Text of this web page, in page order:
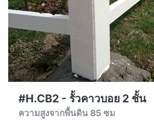
#H.CB2 - รั้วคาวบอย 2 ชั้น
ความสูงจากพื้นดิน 85 ซม